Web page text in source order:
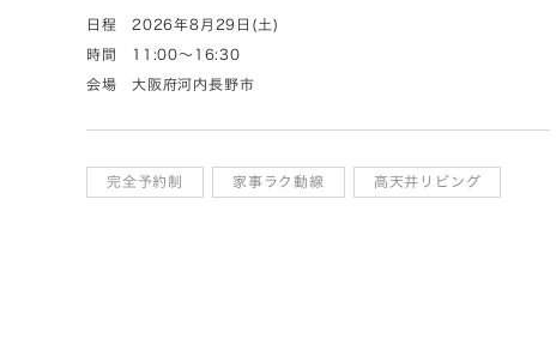
日程 2026年8月29日(土)
時間 11:00～16:30
会場 大阪府河内長野市
完全予約制 家事ラク動線 高天井リビング